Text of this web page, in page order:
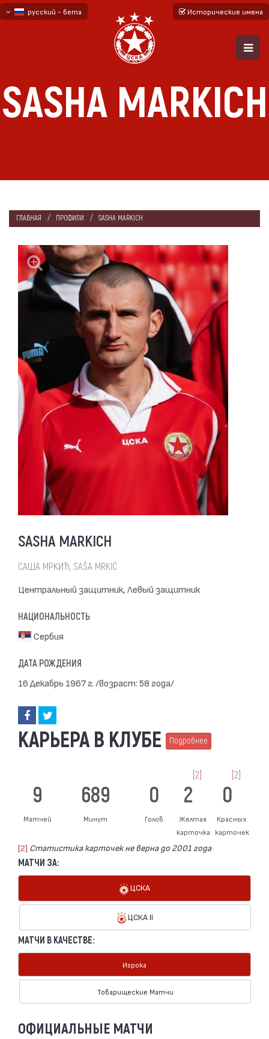
русский - бета
Исторические имена
SASHA MARKICH
ГЛАВНАЯ ПРОФИЛИ SASHA MARKICH
SASHA MARKICH
САША МРКИЋ, SAŠA MRKIĆ
Центральный защитник, Левый защитник
НАЦИОНАЛЬНОСТЬ
Сербия
ДАТА РОЖДЕНИЯ
16 Декабрь 1967 г. /возраст: 58 года/
КАРЬЕРА В КЛУБЕ Подробнее
9
Матчей
689
Минут
0
Голов
2
[2]
Желтая
карточка
0
[2]
Красных
карточек
[2] Статистика карточек не верна до 2001 года
МАТЧИ ЗА:
ЦСКА
ЦСКА II
МАТЧИ В КАЧЕСТВЕ:
Игрока
Товарищеские Матчи
ОФИЦИАЛЬНЫЕ МАТЧИ